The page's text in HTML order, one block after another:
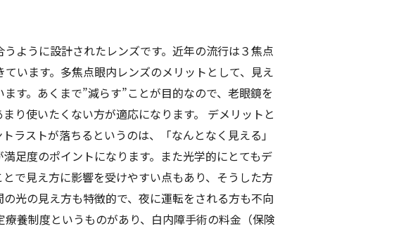
ように設計されたレンズです。近年の流行は３焦点
います。多焦点眼内レンズのメリットとして、見え
す。あくまで”減らす”ことが目的なので、老眼鏡を
り使いたくない方が適応になります。 デメリットと
ラストが落ちるというのは、「なんとなく見える」
足度のポイントになります。また光学的にとてもデ
で見え方に影響を受けやすい点もあり、そうした方
光の見え方も特徴的で、夜に運転をされる方も不向
養制度というものがあり、白内障手術の料金（保険